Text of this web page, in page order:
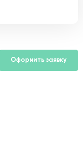
Оформить заявку